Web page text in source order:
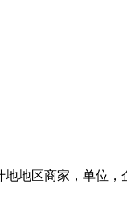
地区商家，单位